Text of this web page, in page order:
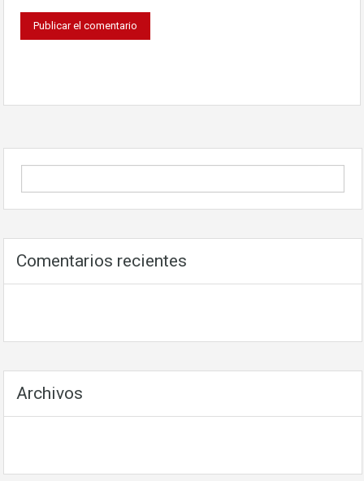
Comentarios recientes
Archivos